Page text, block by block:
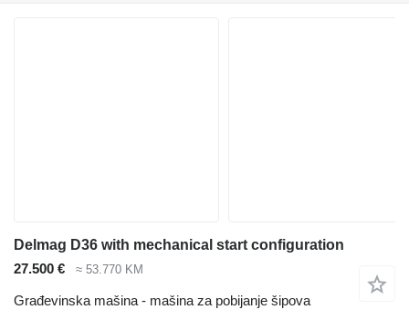
Delmag D36 with mechanical start configuration
27.500 €
≈ 53.770 KM
Građevinska mašina - mašina za pobijanje šipova